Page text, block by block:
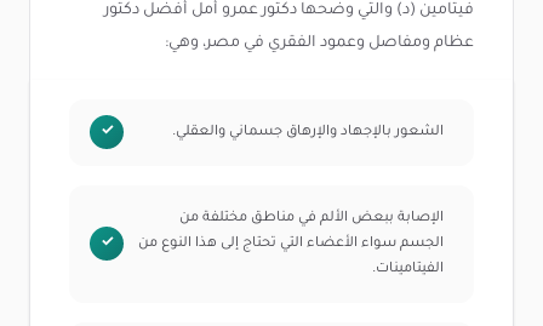
فيتامين (د) والتي وضحها دكتور عمرو أمل أفضل دكتور
عظام ومفاصل وعمود الفقري في مصر، وهي:
الشعور بالإجهاد والإرهاق جسماني والعقلي.
الإصابة ببعض الألم في مناطق مختلفة من
الجسم سواء الأعضاء التي تحتاج إلى هذا النوع من
الفيتامينات.